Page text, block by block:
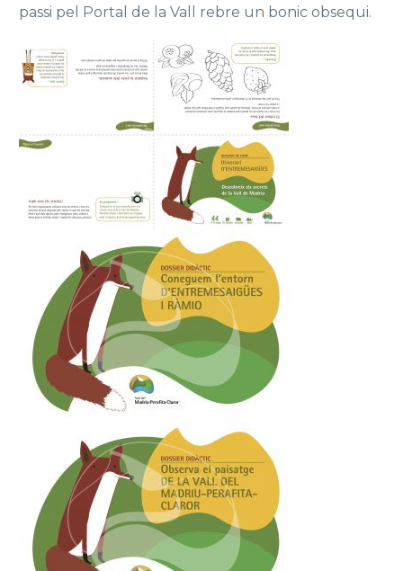
passi pel Portal de la Vall rebre un bonic obsequi.